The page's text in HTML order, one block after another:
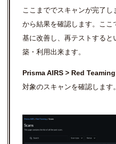
ここまででスキャンが完了
から結果を確認します。こ
基に改善し、再テストする
築・利用出来ます。
Prisma AIRS > Red
対象のスキャンを確認します。